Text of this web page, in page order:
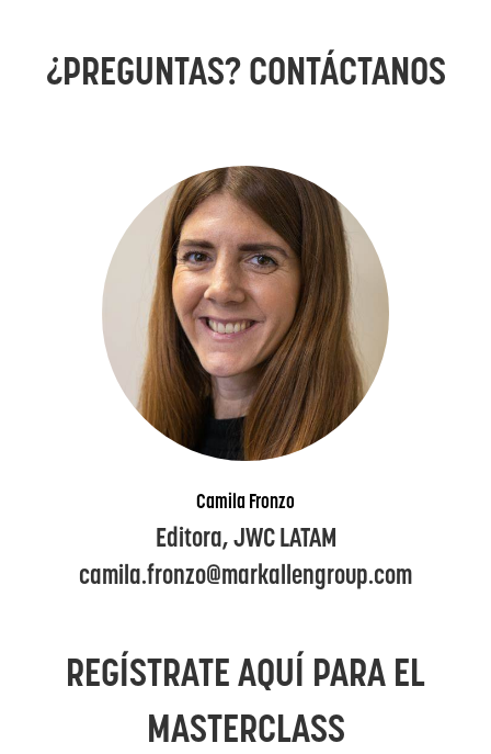
¿PREGUNTAS? CONTÁCTANOS
Camila Fronzo
Editora, JWC LATAM
camila.fronzo@markallengroup.com
REGÍSTRATE AQUÍ PARA EL
MASTERCLASS